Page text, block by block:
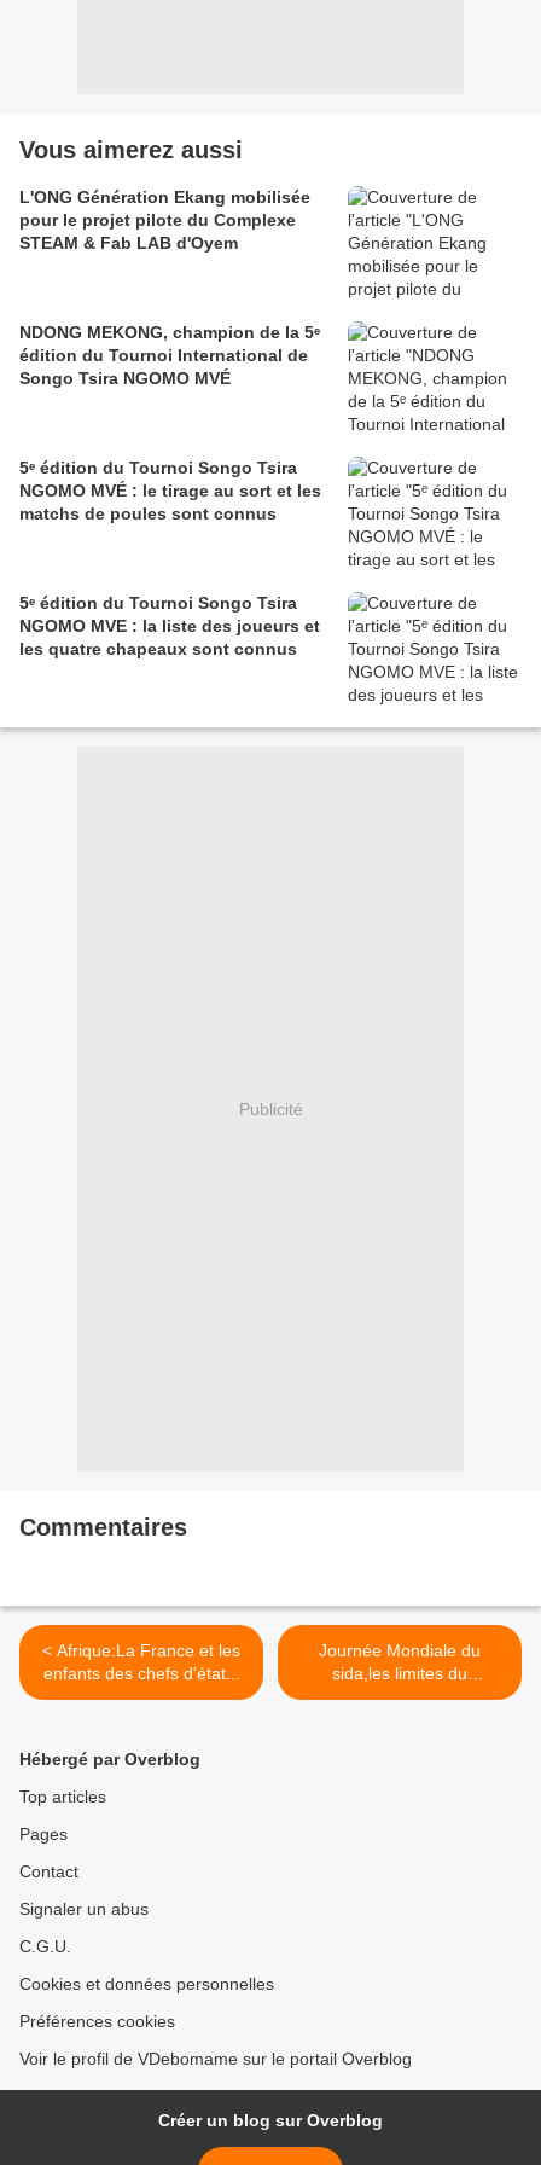
Vous aimerez aussi
L'ONG Génération Ekang mobilisée
pour le projet pilote du Complexe
STEAM & Fab LAB d'Oyem
NDONG MEKONG, champion de la 5ᵉ
édition du Tournoi International de
Songo Tsira NGOMO MVÉ
5ᵉ édition du Tournoi Songo Tsira
NGOMO MVÉ : le tirage au sort et les
matchs de poules sont connus
5ᵉ édition du Tournoi Songo Tsira
NGOMO MVE : la liste des joueurs et
les quatre chapeaux sont connus
Publicité
Commentaires
< Afrique:La France et les
enfants des chefs d'état...
Journée Mondiale du
sida,les limites du
préservatif >
Hébergé par Overblog
Top articles
Pages
Contact
Signaler un abus
C.G.U.
Cookies et données personnelles
Préférences cookies
Voir le profil de VDebomame sur le portail Overblog
Créer un blog sur Overblog